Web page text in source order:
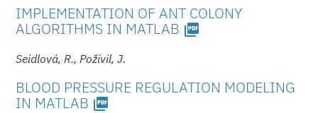
IMPLEMENTATION OF ANT COLONY
ALGORITHMS IN MATLAB picture_as_pdf
Seidlová, R., Poživil, J.
BLOOD PRESSURE REGULATION MODELING
IN MATLAB picture_as_pdf